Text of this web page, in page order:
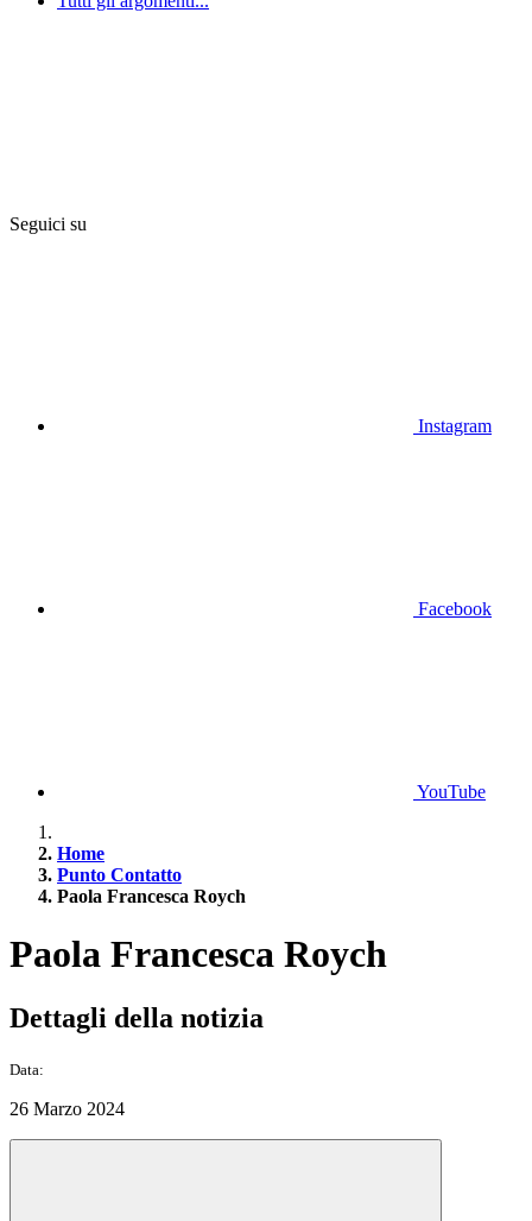
Seguici su
Instagram
Facebook
YouTube
Home
Punto Contatto
Paola Francesca Roych
Paola Francesca Roych
Dettagli della notizia
Data:
26 Marzo 2024